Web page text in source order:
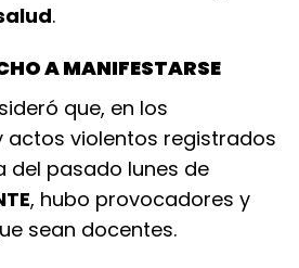
.
A MANIFESTARSE
que, en los
actos violentos registrados
del pasado lunes de
, hubo provocadores y
sean docentes.